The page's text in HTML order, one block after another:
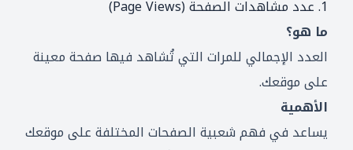
1. عدد مشاهدات الصفحة (Page Views)
ما هو؟
العدد الإجمالي للمرات التي تُشاهد فيها صفحة معينة
على موقعك.
الأهمية
يساعد في فهم شعبية الصفحات المختلفة على موقعك